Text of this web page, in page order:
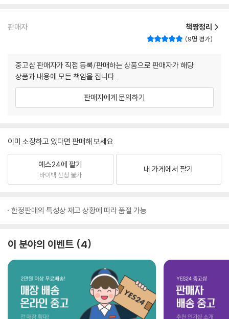
판매자 책짱정리
9명 평가
중고샵 판매자가 직접 등록/판매하는 상품으로 판매자가 해당
상품과 내용에 모든 책임을 집니다.
판매자에게 문의하기
이미 소장하고 있다면 판매해 보세요.
예스24에 팔기
바이백 신청 불가
내 가게에서 팔기
한정판매의 특성상 재고 상황에 따라 품절 가능
이 분야의 이벤트 4